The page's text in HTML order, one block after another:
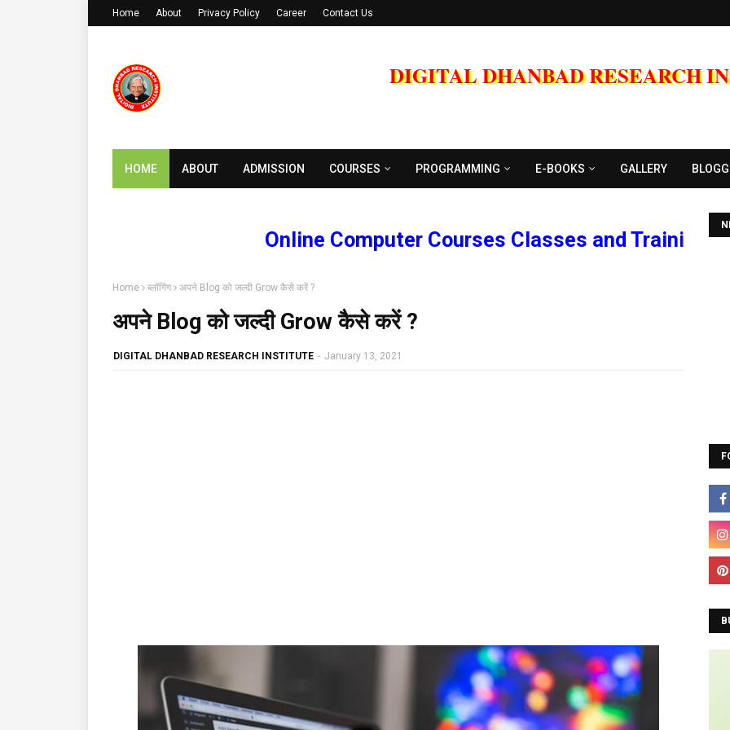
Home About Privacy Policy Career Contact Us
DIGITAL DHANBAD RESEARCH
HOME ABOUT ADMISSION COURSES PROGRAMMING E-BOOKS GALLERY
Online Computer Courses Classes and Training
Home ब्लॉगिंग अपने Blog को जल्दी Grow कैसे करें ?
अपने Blog को जल्दी Grow कैसे करें ?
DIGITAL DHANBAD RESEARCH INSTITUTE - January 13, 2021